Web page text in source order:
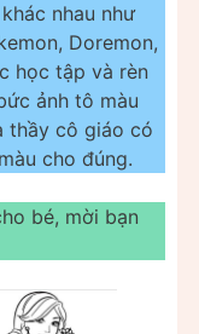
nhau như
Doremon,
học tập và rèn
ảnh tô màu
thầy cô giáo có
cho đúng.
bé, mời bạn